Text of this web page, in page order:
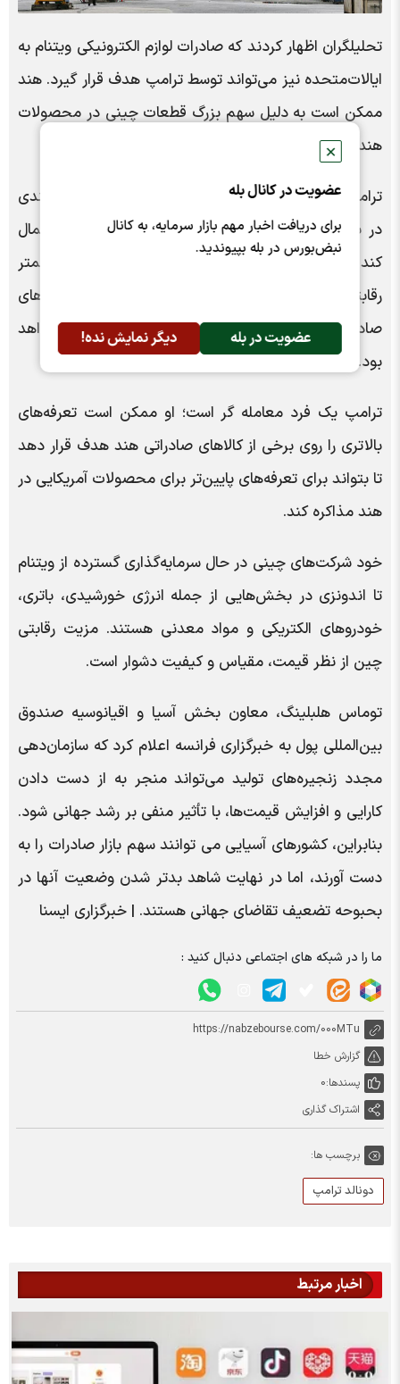
✕
عضویت در کانال بله
برای دریافت اخبار مهم بازار سرمایه، به کانال
نبض‌بورس در بله بپیوندید.
عضویت در بله دیگر نمایش نده!
تحلیلگران اظهار کردند که صادرات لوازم الکترونیکی ویتنام به
ایالات‌متحده نیز می‌تواند توسط ترامپ هدف قرار گیرد. هند
ممکن است به دلیل سهم بزرگ قطعات چینی در محصولات
هندی، هدف اقدامات حمایتی ایالات‌متحده قرار گیرد.
ترامپ همچنین می‌تواند تعرفه‌های بالاتری بر کالاهای هندی
در بخش‌هایی مانند خودرو، منسوجات و داروسازی اعمال
کند که می‌تواند صادرات هند را در ایالات متحده کمتر
رقابتی کند. آجی ساهای، مدیر فدراسیون سازمان‌های
صادراتی هند گفت که جنگ تجاری برای هند خطرناک خواهد
بود.
ترامپ یک فرد معامله گر است؛ او ممکن است تعرفه‌های
بالاتری را روی برخی از کالاهای صادراتی هند هدف قرار دهد
تا بتواند برای تعرفه‌های پایین‌تر برای محصولات آمریکایی در
هند مذاکره کند.
خود شرکت‌های چینی در حال سرمایه‌گذاری گسترده از ویتنام
تا اندونزی در بخش‌هایی از جمله انرژی خورشیدی، باتری،
خودروهای الکتریکی و مواد معدنی هستند. مزیت رقابتی
چین از نظر قیمت، مقیاس و کیفیت دشوار است.
توماس هلبلینگ، معاون بخش آسیا و اقیانوسیه صندوق
بین‌المللی پول به خبرگزاری فرانسه اعلام کرد که سازمان‌دهی
مجدد زنجیره‌های تولید می‌تواند منجر به از دست دادن
کارایی و افزایش قیمت‌ها، با تأثیر منفی بر رشد جهانی شود.
بنابراین، کشورهای آسیایی می توانند سهم بازار صادرات را به
دست آورند، اما در نهایت شاهد بدتر شدن وضعیت آنها در
بحبوحه تضعیف تقاضای جهانی هستند. | خبرگزاری ایسنا
ما را در شبکه های اجتماعی دنبال کنید :
https://nabzebourse.com/000MTu
گزارش خطا
پسندها:0
اشتراک گذاری
برچسب ها:
دونالد ترامپ
اخبار مرتبط